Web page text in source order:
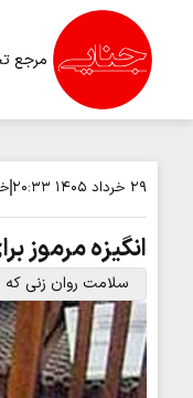
مرجع
۲۹ خرداد ۱۴۰۵ ۲۰:۳۳
انگیزه مرموز
سلامت روان زنی که